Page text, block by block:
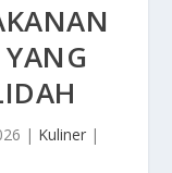
| Kuliner |